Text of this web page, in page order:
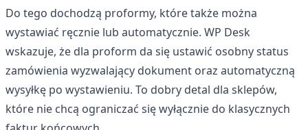
Do tego dochodzą proformy, które także można
wystawiać ręcznie lub automatycznie. WP Desk
wskazuje, że dla proform da się ustawić osobny status
zamówienia wyzwalający dokument oraz automatyczną
wysyłkę po wystawieniu. To dobry detal dla sklepów,
które nie chcą ograniczać się wyłącznie do klasycznych